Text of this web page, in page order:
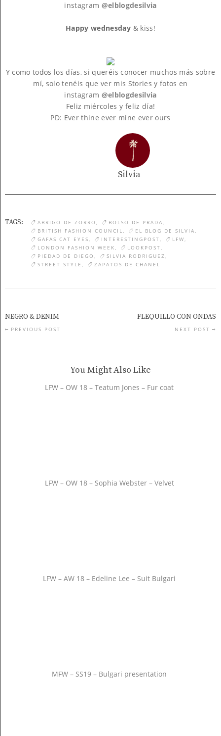
instagram @elblogdesilvia
Happy wednesday & kiss!
Y como todos los días, si queréis conocer muchos más sobre
mí, solo tenéis que ver mis Stories y fotos en
instagram @elblogdesilvia
Feliz miércoles y feliz día!
PD: Ever thine ever mine ever ours
Silvia
TAGS: ABRIGO DE ZORRO
BOLSO DE PRADA
BRITISH FASHION COUNCIL
EL BLOG DE SILVIA
GAFAS CAT EYES
INTERESTINGPOST
LFW
LONDON FASHION WEEK
LOOKPOST
PIEDAD DE DIEGO
SILVIA RODRIGUEZ
STREET STYLE
ZAPATOS DE CHANEL
NEGRO & DENIM
PREVIOUS POST
FLEQUILLO CON ONDAS
NEXT POST
You Might Also Like
LFW – OW 18 – Teatum Jones – Fur coat
LFW – OW 18 – Sophia Webster – Velvet
LFW – AW 18 – Edeline Lee – Suit Bulgari
MFW – SS19 – Bulgari presentation